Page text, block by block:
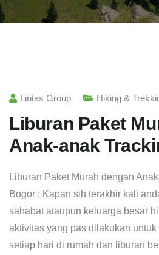
Lintas Group Hiking &
Liburan Paket
Anak-anak
Liburan Paket Murah dengan
Bogor : Kapan sih terakhir kali
sahabat ataupun keluarga besar
aktivitas yang pas dilakukan
setiap hari di rumah dan liburan